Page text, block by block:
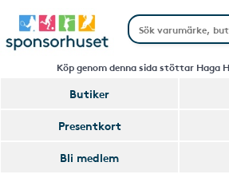
Köp genom denna sida stöttar Haga
Butiker
Presentkort
Bli medlem